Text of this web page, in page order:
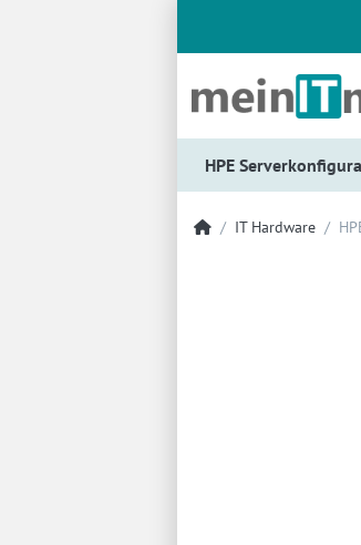
HPE
IT Hardware